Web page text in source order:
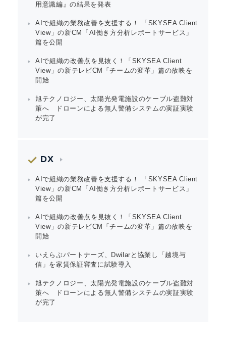
用意識編』の結果を発表
AIで組織の業務改善を支援する！ 「SKYSEA Client
View」の新CM「AI働き方分析レポートサービス」
篇を公開
AIで組織の改善点を見抜く！「SKYSEA Client
View」の新テレビCM「チームの変革」篇の放映を
開始
旭テクノロジー、太陽光発電施設のケーブル盗難対
策へ ドローンによる無人警備システムの実証実験
が完了
DX
AIで組織の業務改善を支援する！ 「SKYSEA Client
View」の新CM「AI働き方分析レポートサービス」
篇を公開
AIで組織の改善点を見抜く！「SKYSEA Client
View」の新テレビCM「チームの変革」篇の放映を
開始
いえらぶパートナーズ、Dwilarと協業し「越境与
信」を家賃保証審査に試験導入
旭テクノロジー、太陽光発電施設のケーブル盗難対
策へ ドローンによる無人警備システムの実証実験
が完了